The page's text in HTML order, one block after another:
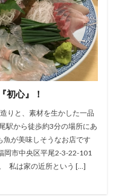
初心』！
りと、素材を生かした一品
駅から徒歩約3分の場所にあ
魚が美味しそうなお店です
市中央区平尾2-3-22-101
私は家の近所という […]